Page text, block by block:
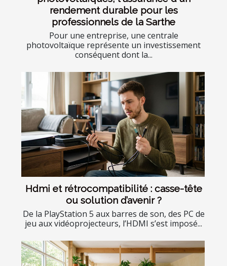
rendement durable pour les
professionnels de la Sarthe
Pour une entreprise, une centrale
photovoltaïque représente un investissement
conséquent dont la...
Hdmi et rétrocompatibilité : casse-tête
ou solution d’avenir ?
De la PlayStation 5 aux barres de son, des PC de
jeu aux vidéoprojecteurs, l’HDMI s’est imposé...